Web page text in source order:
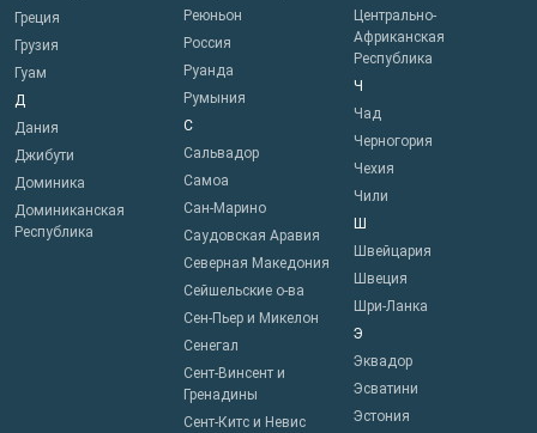
Греция
Грузия
Гуам
Д
Дания
Джибути
Доминика
Доминиканская
Республика
Реюньон
Россия
Руанда
Румыния
С
Сальвадор
Самоа
Сан-Марино
Саудовская Аравия
Северная Македония
Сейшельские о-ва
Сен-Пьер и Микелон
Сенегал
Сент-Винсент и
Гренадины
Сент-Китс и Невис
Центрально-
Африканская
Республика
Ч
Чад
Черногория
Чехия
Чили
Ш
Швейцария
Швеция
Шри-Ланка
Э
Эквадор
Эсватини
Эстония